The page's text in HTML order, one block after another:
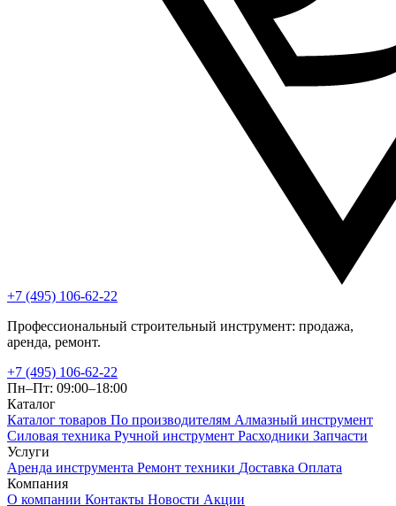
+7 (495) 106-62-22
Профессиональный строительный инструмент: продажа,
аренда, ремонт.
+7 (495) 106-62-22
Пн–Пт: 09:00–18:00
Каталог
Каталог товаров По производителям Алмазный инструмент
Силовая техника Ручной инструмент Расходники Запчасти
Услуги
Аренда инструмента Ремонт техники Доставка Оплата
Компания
О компании Контакты Новости Акции